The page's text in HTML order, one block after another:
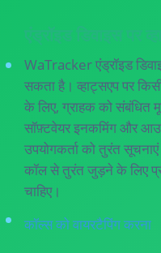
WaTracker एंड्रॉइड
सकता है। व्हाट्सएप पर
के लिए, ग्राहक को संबंधित
सॉफ़्टवेयर इनकमिंग और
उपयोगकर्ता को तुरंत
कॉल से तुरंत जुड़ने के लिए
चाहिए।
कॉल्स को वायरटैपिंग करना